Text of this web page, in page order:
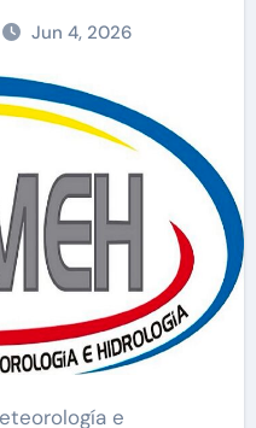
Jun 4, 2026